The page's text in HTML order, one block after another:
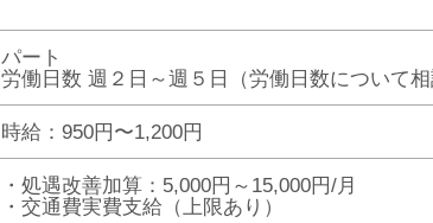
パート
労働日数 週２日～週５日（労働日数について相
時給：950円〜1,200円
・処遇改善加算：5,000円～15,000円/月
・交通費実費支給（上限あり）